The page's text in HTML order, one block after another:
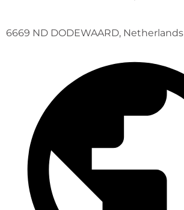
6669 ND DODEWAARD, Netherlands